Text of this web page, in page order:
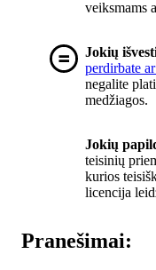
veiksmams
Jokių
perdirbate
negalite
medžiagos.
Jokių
teisinių
kurios
licencija
Pranešimai: